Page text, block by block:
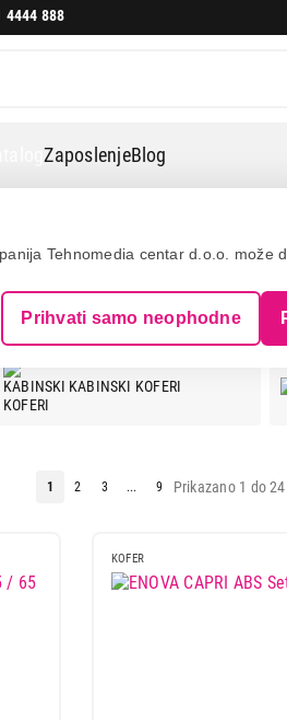
Tehnomedia centar d.o.o. može
Prihvati samo neophodne
4444 888
ZaposlenjeBlog
KABINSKI KOFERI
Prikazano 1 do
1 2 3 ... 9
KOFER